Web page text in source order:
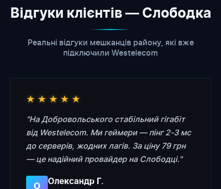
Відгуки клієнтів — Слободка
Реальні відгуки мешканців району, які вже
підключили Westelecom
★ ★ ★ ★ ★
"На Добровольського стабільний гігабіт
від Westelecom. Ми геймери — пінг 2-3 мс
до серверів, жодних лагів. За ціну 79 грн
— це надійний провайдер на Слободці."
О
Олександр Г.